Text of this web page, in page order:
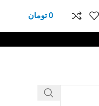
0 تومان